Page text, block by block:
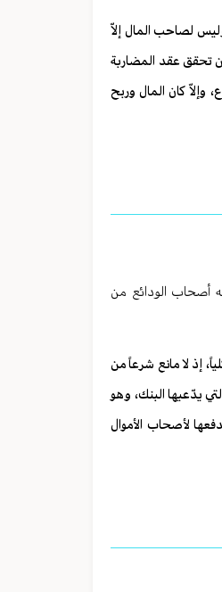
لصاحب المال إلاّ
تحقق عقد المضاربة
وإلاّ كان المال وربح
أصحاب الودائع من
إذ لا مانع شرعاً من
يدّعيها البنك، وهو
لأصحاب الأموال